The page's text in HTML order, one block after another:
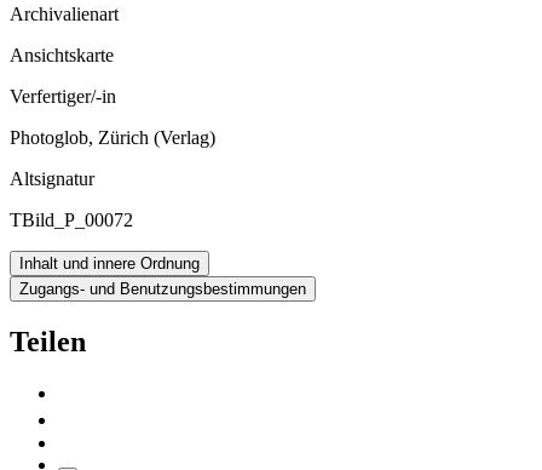
Archivalienart
Ansichtskarte
Verfertiger/-in
Photoglob, Zürich (Verlag)
Altsignatur
TBild_P_00072
Inhalt und innere Ordnung
Zugangs- und Benutzungsbestimmungen
Teilen